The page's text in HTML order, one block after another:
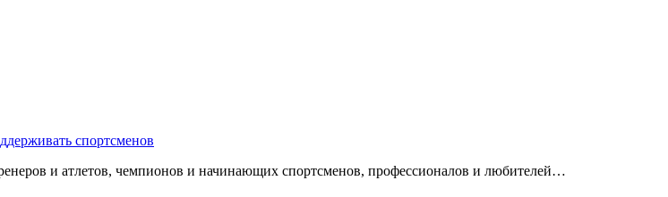
спортсменов
и атлетов, чемпионов и начинающих спортсменов, профессионалов и любителей…